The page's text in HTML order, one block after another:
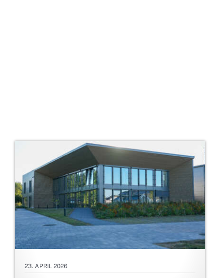
23. APRIL 2026